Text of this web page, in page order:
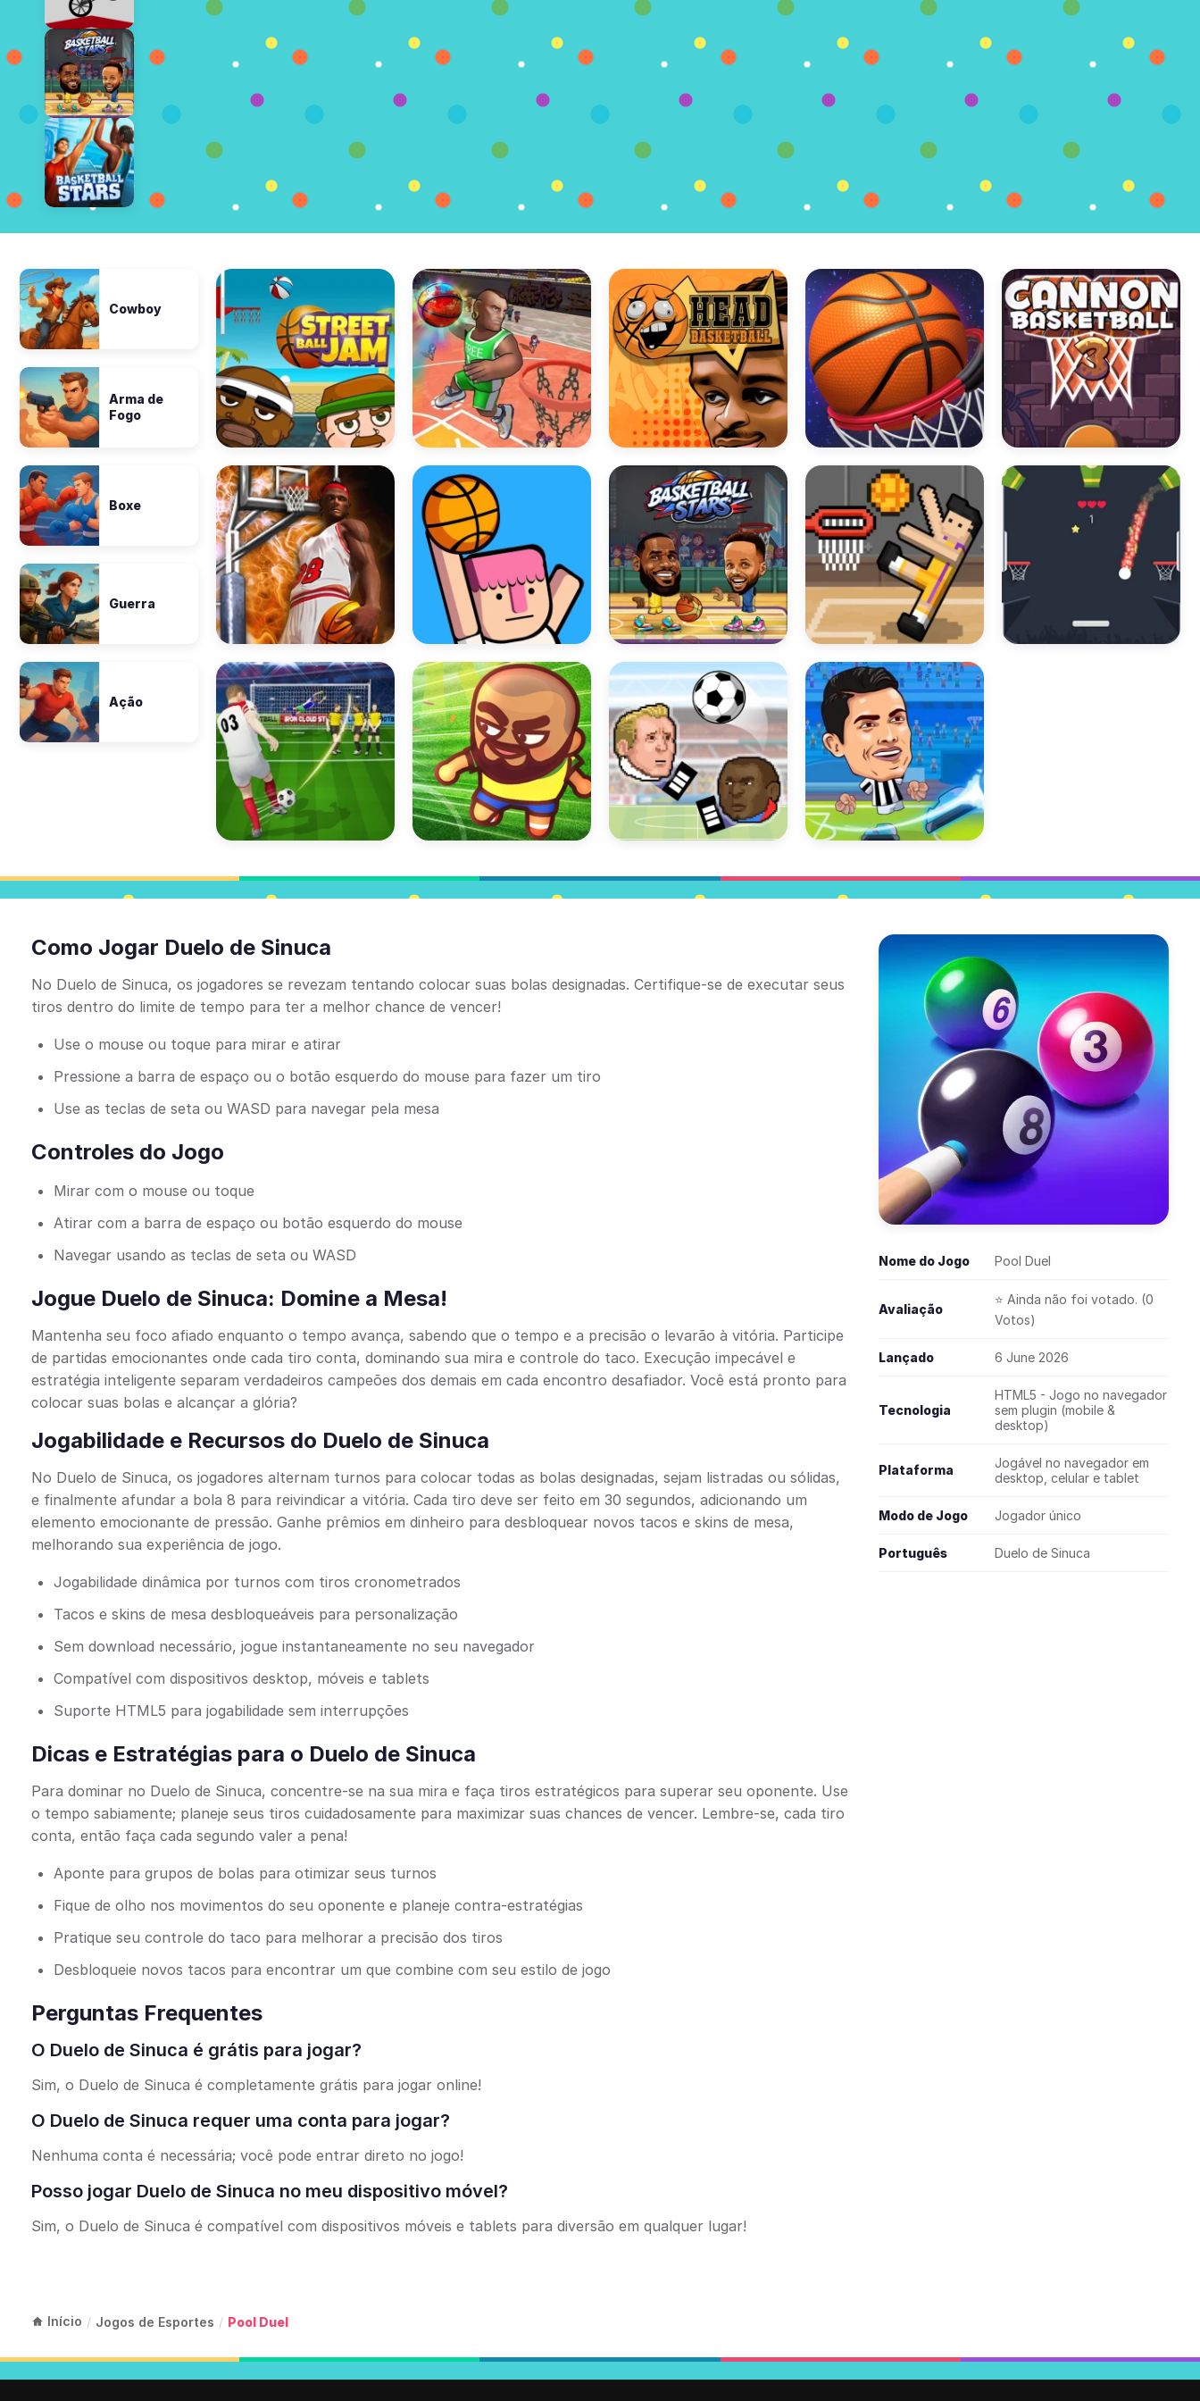
Cowboy
Arma de
Fogo
Boxe
Guerra
Ação
Como Jogar Duelo de Sinuca
No Duelo de Sinuca, os jogadores se revezam tentando colocar suas bolas designadas. Certifique-se de executar seus
tiros dentro do limite de tempo para ter a melhor chance de vencer!
Use o mouse ou toque para mirar e atirar
Pressione a barra de espaço ou o botão esquerdo do mouse para fazer um tiro
Use as teclas de seta ou WASD para navegar pela mesa
Controles do Jogo
Mirar com o mouse ou toque
Atirar com a barra de espaço ou botão esquerdo do mouse
Navegar usando as teclas de seta ou WASD
Jogue Duelo de Sinuca: Domine a Mesa!
Mantenha seu foco afiado enquanto o tempo avança, sabendo que o tempo e a precisão o levarão à vitória. Participe
de partidas emocionantes onde cada tiro conta, dominando sua mira e controle do taco. Execução impecável e
estratégia inteligente separam verdadeiros campeões dos demais em cada encontro desafiador. Você está pronto para
colocar suas bolas e alcançar a glória?
Jogabilidade e Recursos do Duelo de Sinuca
No Duelo de Sinuca, os jogadores alternam turnos para colocar todas as bolas designadas, sejam listradas ou sólidas,
e finalmente afundar a bola 8 para reivindicar a vitória. Cada tiro deve ser feito em 30 segundos, adicionando um
elemento emocionante de pressão. Ganhe prêmios em dinheiro para desbloquear novos tacos e skins de mesa,
melhorando sua experiência de jogo.
Jogabilidade dinâmica por turnos com tiros cronometrados
Tacos e skins de mesa desbloqueáveis para personalização
Sem download necessário, jogue instantaneamente no seu navegador
Compatível com dispositivos desktop, móveis e tablets
Suporte HTML5 para jogabilidade sem interrupções
Dicas e Estratégias para o Duelo de Sinuca
Para dominar no Duelo de Sinuca, concentre-se na sua mira e faça tiros estratégicos para superar seu oponente. Use
o tempo sabiamente; planeje seus tiros cuidadosamente para maximizar suas chances de vencer. Lembre-se, cada tiro
conta, então faça cada segundo valer a pena!
Aponte para grupos de bolas para otimizar seus turnos
Fique de olho nos movimentos do seu oponente e planeje contra-estratégias
Pratique seu controle do taco para melhorar a precisão dos tiros
Desbloqueie novos tacos para encontrar um que combine com seu estilo de jogo
Perguntas Frequentes
O Duelo de Sinuca é grátis para jogar?
Sim, o Duelo de Sinuca é completamente grátis para jogar online!
O Duelo de Sinuca requer uma conta para jogar?
Nenhuma conta é necessária; você pode entrar direto no jogo!
Posso jogar Duelo de Sinuca no meu dispositivo móvel?
Sim, o Duelo de Sinuca é compatível com dispositivos móveis e tablets para diversão em qualquer lugar!
Nome do Jogo Pool Duel
Avaliação
⭐ Ainda não foi votado. (0
Votos)
Lançado 6 June 2026
Tecnologia
HTML5 - Jogo no navegador
sem plugin (mobile &
desktop)
Plataforma
Jogável no navegador em
desktop, celular e tablet
Modo de Jogo Jogador único
Português Duelo de Sinuca
Início / Jogos de Esportes / Pool Duel